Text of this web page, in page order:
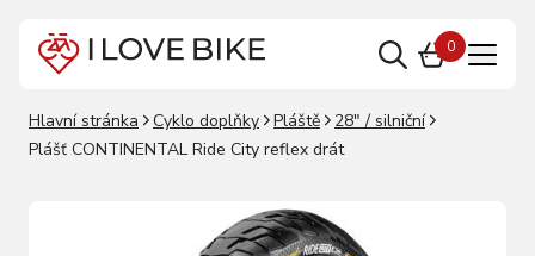
0
Hlavní stránka Cyklo doplňky Pláště
28" / silniční
Plášť CONTINENTAL Ride City reflex drát